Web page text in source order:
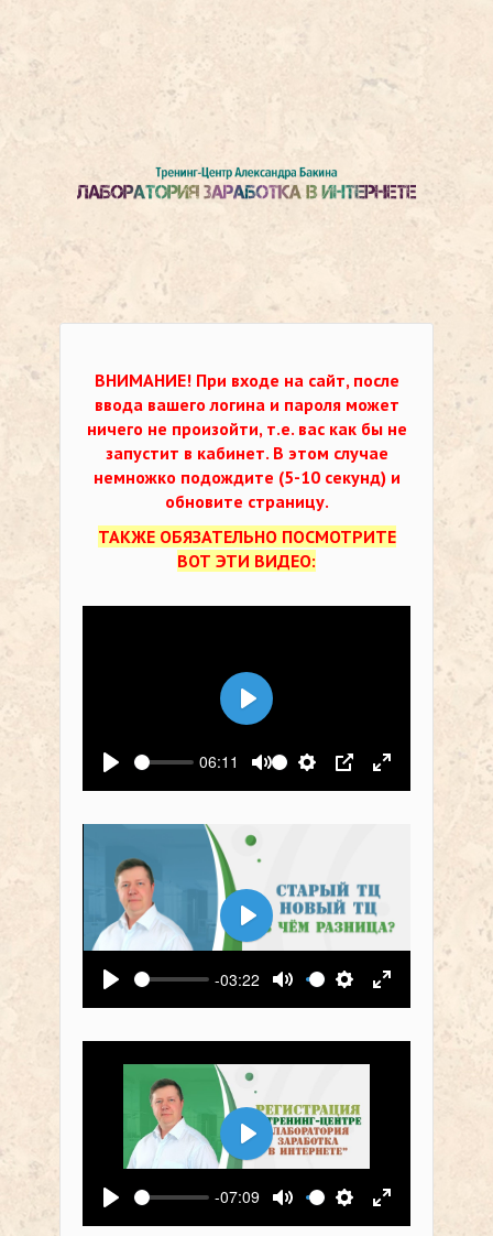
ВНИМАНИЕ! При входе на сайт, после
ввода вашего логина и пароля может
ничего не произойти, т.е. вас как бы не
запустит в кабинет. В этом случае
немножко подождите (5-10 секунд) и
обновите страницу.
ТАКЖЕ ОБЯЗАТЕЛЬНО ПОСМОТРИТЕ
ВОТ ЭТИ ВИДЕО:
Воспроизвести
06:11
Выключить звук
Настройки
PIP На весь
Воспроизвести
Воспроизвести
-03:22
Выключить звук
Настройки
На весь
Воспроизвести
Воспроизвести
-07:09
Выключить звук
Настройки
На весь
Воспроизвести